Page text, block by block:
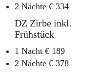
2 Nächte € 334
DZ Zirbe inkl.
Frühstück
1 Nacht € 189
2 Nächte € 378